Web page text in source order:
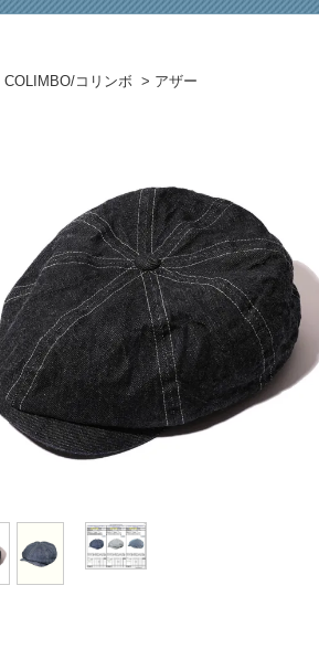
COLIMBO/コリンボ > アザー